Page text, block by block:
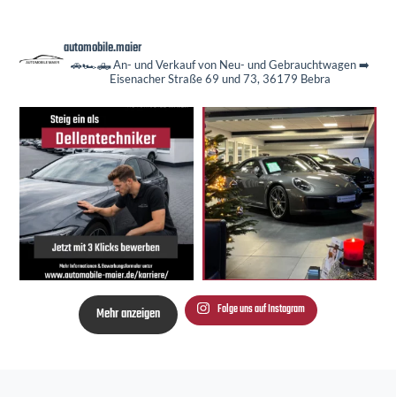
automobile.maier
🚗🏎️🛻 An- und Verkauf von Neu- und Gebrauchtwagen➡️
Eisenacher Straße 69 und 73, 36179 Bebra
Mehr anzeigen Folge uns auf Instagram